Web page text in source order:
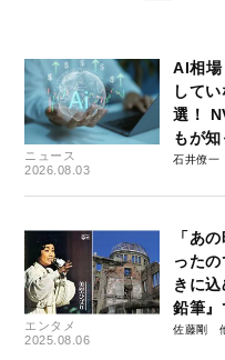
ニュース
2026.08.03
AI相場
して
選！
もが
石井僚一
エンタメ
2025.08.06
「あ
った
きに
鉛筆』
佐藤剛